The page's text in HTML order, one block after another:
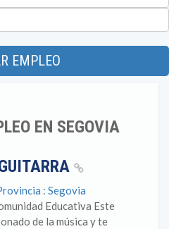
EMPLEO
EN SEGOVIA
: Segovia
Educativa Este
de la música y te